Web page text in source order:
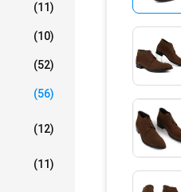
(11)
(10)
(52)
(56)
(12)
(11)